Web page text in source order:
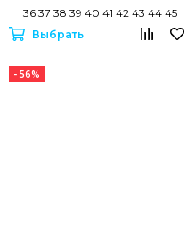
36 37 38 39 40 41 42 43 44 45
Выбрать
- 56%